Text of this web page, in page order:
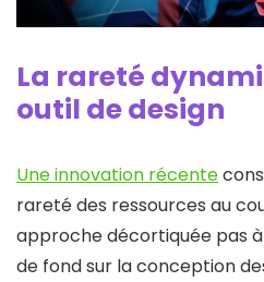
La rareté
outil de design
Une innovation récente
rareté des ressources au
approche décortiquée pas
de fond sur la conception